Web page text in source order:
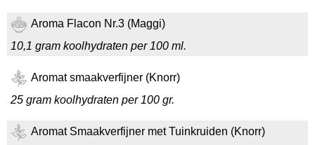
Aroma Flacon Nr.3 (Maggi)
10,1 gram koolhydraten per 100 ml.
Aromat smaakverfijner (Knorr)
25 gram koolhydraten per 100 gr.
Aromat Smaakverfijner met Tuinkruiden (Knorr)